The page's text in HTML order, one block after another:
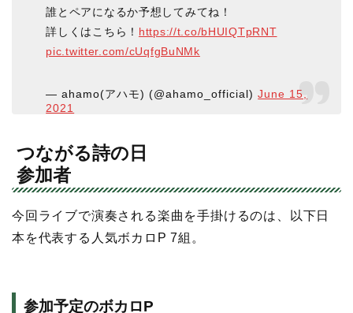
誰とペアになるか予想してみてね！
詳しくはこちら！ https://t.co/bHUIQTpRNT
pic.twitter.com/cUqfgBuNMk
— ahamo(アハモ) (@ahamo_official)June 15,
2021
つながる詩の日
参加者
今回ライブで演奏される楽曲を手掛けるのは、以下日
本を代表する人気ボカロP 7組。
参加予定のボカロP